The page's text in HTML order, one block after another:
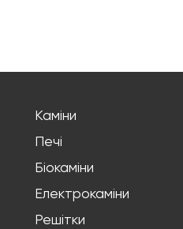
Каміни
Печі
Біокаміни
Електрокаміни
Решітки